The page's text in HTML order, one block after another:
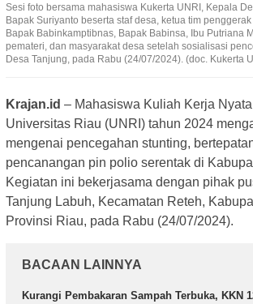
Sesi foto bersama mahasiswa Kukerta UNRI, Kepala
Bapak Suriyanto beserta staf desa, ketua tim
Bapak Babinkamptibnas, Bapak Babinsa, Ibu Putriana
pemateri, dan masyarakat desa setelah sosialisasi
Desa Tanjung, pada Rabu (24/07/2024). (doc. Kukerta
Krajan.id – Mahasiswa Kuliah Kerja
Universitas Riau (UNRI) tahun 2024
mengenai pencegahan stunting,
pencanangan pin polio serentak di
Kegiatan ini bekerjasama dengan pihak
Tanjung Labuh, Kecamatan Reteh,
Provinsi Riau, pada Rabu (24/07/2024).
BACAAN LAINNYA
Kurangi Pembakaran Sampah Terbuka, KKN